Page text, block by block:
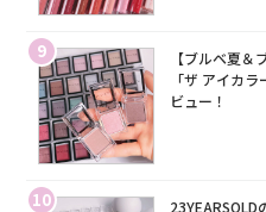
9
【ブルベ夏
「ザ アイカ
ビュー！
10